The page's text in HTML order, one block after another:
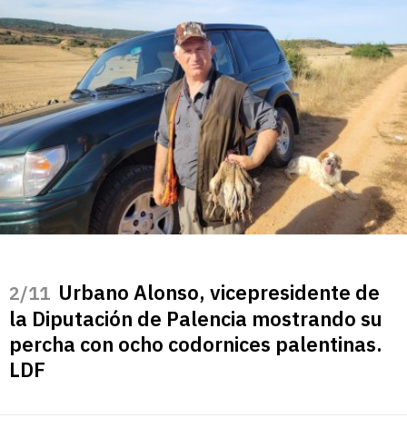
/11 Urbano Alonso, vicepresidente de
la Diputación de Palencia mostrando su
percha con ocho codornices palentinas.
LDF